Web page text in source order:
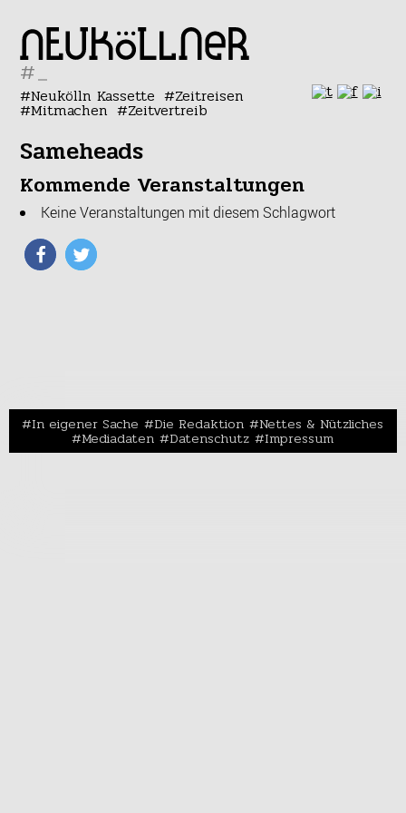
#
Neukölln Kassette Zeitreisen
Mitmachen Zeitvertreib
Sameheads
Kommende Veranstaltungen
Keine Veranstaltungen mit diesem Schlagwort
In eigener Sache Die Redaktion Nettes & Nützliches
Mediadaten Datenschutz Impressum